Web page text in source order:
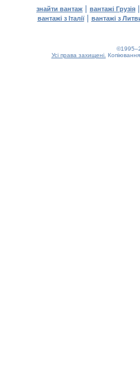
знайти вантаж | вантажі Грузія |
вантажі з Італії| вантажі з
Усі права захищені.